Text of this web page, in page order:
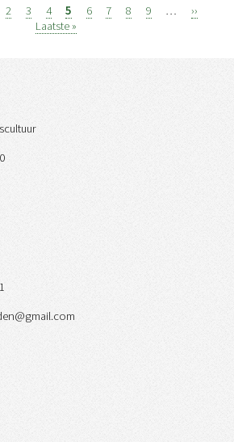
Page
2 Page
3 Page
4 Page
5 Page
6 Page
7 Page
8 Page
9 … ››
Laatste »